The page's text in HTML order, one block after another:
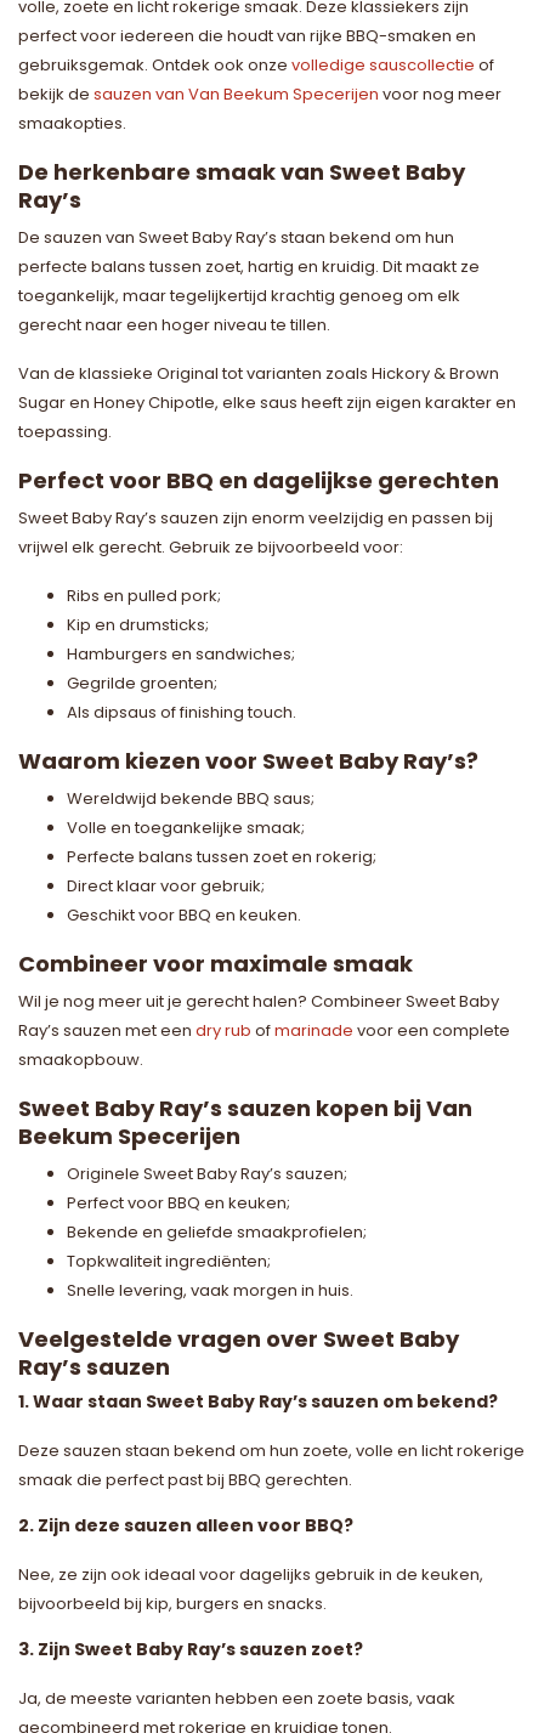
volle, zoete en licht rokerige smaak. Deze klassiekers zijn
perfect voor iedereen die houdt van rijke BBQ-smaken en
gebruiksgemak. Ontdek ook onze volledige sauscollectie of
bekijk de sauzen van Van Beekum Specerijen voor nog meer
smaakopties.
De herkenbare smaak van Sweet Baby
Ray’s
De sauzen van Sweet Baby Ray’s staan bekend om hun
perfecte balans tussen zoet, hartig en kruidig. Dit maakt ze
toegankelijk, maar tegelijkertijd krachtig genoeg om elk
gerecht naar een hoger niveau te tillen.
Van de klassieke Original tot varianten zoals Hickory & Brown
Sugar en Honey Chipotle, elke saus heeft zijn eigen karakter en
toepassing.
Perfect voor BBQ en dagelijkse gerechten
Sweet Baby Ray’s sauzen zijn enorm veelzijdig en passen bij
vrijwel elk gerecht. Gebruik ze bijvoorbeeld voor:
Ribs en pulled pork;
Kip en drumsticks;
Hamburgers en sandwiches;
Gegrilde groenten;
Als dipsaus of finishing touch.
Waarom kiezen voor Sweet Baby Ray’s?
Wereldwijd bekende BBQ saus;
Volle en toegankelijke smaak;
Perfecte balans tussen zoet en rokerig;
Direct klaar voor gebruik;
Geschikt voor BBQ en keuken.
Combineer voor maximale smaak
Wil je nog meer uit je gerecht halen? Combineer Sweet Baby
Ray’s sauzen met een dry rub ofmarinade voor een complete
smaakopbouw.
Sweet Baby Ray’s sauzen kopen bij Van
Beekum Specerijen
Originele Sweet Baby Ray’s sauzen;
Perfect voor BBQ en keuken;
Bekende en geliefde smaakprofielen;
Topkwaliteit ingrediënten;
Snelle levering, vaak morgen in huis.
Veelgestelde vragen over Sweet Baby
Ray’s sauzen
1. Waar staan Sweet Baby Ray’s sauzen om bekend?
Deze sauzen staan bekend om hun zoete, volle en licht rokerige
smaak die perfect past bij BBQ gerechten.
2. Zijn deze sauzen alleen voor BBQ?
Nee, ze zijn ook ideaal voor dagelijks gebruik in de keuken,
bijvoorbeeld bij kip, burgers en snacks.
3. Zijn Sweet Baby Ray’s sauzen zoet?
Ja, de meeste varianten hebben een zoete basis, vaak
gecombineerd met rokerige en kruidige tonen.